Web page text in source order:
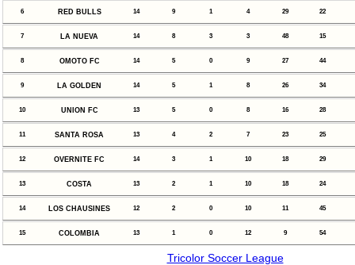
6 RED BULLS 14 9 1 4 29 22
7 LA NUEVA 14 8 3 3 48 15
8 OMOTO FC 14 5 0 9 27 44
9 LA GOLDEN 14 5 1 8 26 34
10 UNION FC 13 5 0 8 16 28
11 SANTA ROSA 13 4 2 7 23 25
12 OVERNITE FC 14 3 1 10 18 29
13 COSTA 13 2 1 10 18 24
14 LOS CHAUSINES 12 2 0 10 11 45
15 COLOMBIA 13 1 0 12 9 54
Tricolor Soccer League